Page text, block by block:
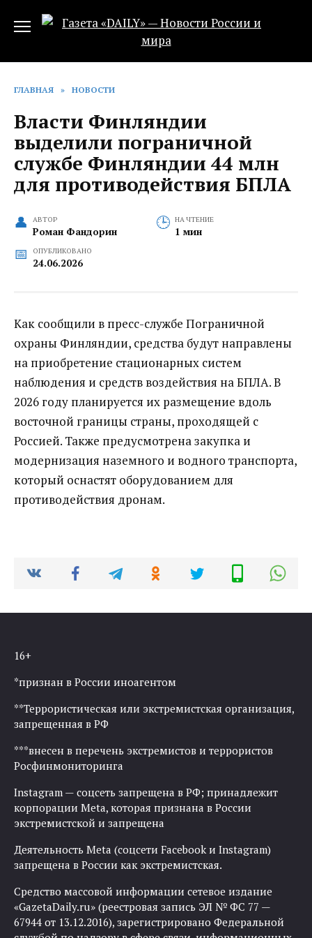
ГЛАВНАЯ » НОВОСТИ
Власти Финляндии
выделили пограничной
службе Финляндии 44 млн
для противодействия БПЛА
АВТОР
Роман Фандорин
НА ЧТЕНИЕ
1 мин
ОПУБЛИКОВАНО
24.06.2026
Как сообщили в пресс-службе Пограничной
охраны Финляндии, средства будут направлены
на приобретение стационарных систем
наблюдения и средств воздействия на БПЛА. В
2026 году планируется их размещение вдоль
восточной границы страны, проходящей с
Россией. Также предусмотрена закупка и
модернизация наземного и водного транспорта,
который оснастят оборудованием для
противодействия дронам.
16+
*признан в России иноагентом
**Террористическая или экстремистская организация,
запрещенная в РФ
***внесен в перечень экстремистов и террористов
Росфинмониторинга
Instagram — соцсеть запрещена в РФ; принадлежит
корпорации Meta, которая признана в России
экстремистской и запрещена
Деятельность Meta (соцсети Facebook и Instagram)
запрещена в России как экстремистская.
Средство массовой информации сетевое издание
«GazetaDaily.ru» (реестровая запись ЭЛ № ФС 77 —
67944 от 13.12.2016), зарегистрировано Федеральной